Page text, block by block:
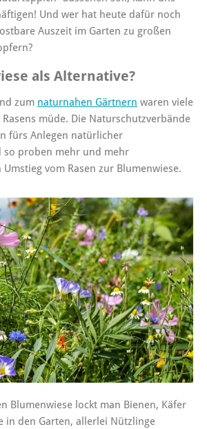
Und wer hat heute dafür noch
Auszeit im Garten zu großen
als Alternative?
zum naturnahen Gärtnern waren viele
müde. Die Naturschutzverbände
fürs Anlegen natürlicher
so proben mehr und mehr
vom Rasen zur Blumenwiese.
Blumenwiese lockt man Bienen, Käfer
in den Garten, allerlei Nützlinge